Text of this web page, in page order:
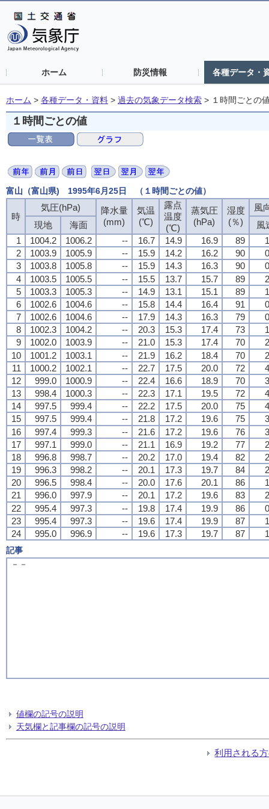
ホーム 防災情報 各種データ・
ホーム > 各種データ・資料 > 過去の気象データ検索 > １時間ごとの
１時間ごとの値
富山（富山県) 1995年6月25日 （１時間ごとの値）
時
気圧(hPa)
降水量
(mm)
気温
(℃)
露点
温度
(℃)
蒸気圧
(hPa)
湿度
(％)
風
現地
海面
風
1
1004.2 1006.2 -- 16.7 14.9 16.9 89
2
1003.9 1005.9 -- 15.9 14.2 16.2 90
3
1003.8 1005.8 -- 15.9 14.3 16.3 90
4
1003.5 1005.5 -- 15.5 13.7 15.7 89
5
1003.3 1005.3 -- 14.9 13.1 15.1 89
6
1002.6 1004.6 -- 15.8 14.4 16.4 91
7
1002.6 1004.6 -- 17.9 14.3 16.3 79
8
1002.3 1004.2 -- 20.3 15.3 17.4 73
9
1002.0 1003.9 -- 21.0 15.3 17.4 70
10
1001.2 1003.1 -- 21.9 16.2 18.4 70
11
1000.2 1002.1 -- 22.7 17.5 20.0 72
12
999.0 1000.9 -- 22.4 16.6 18.9 70
13
998.4 1000.3 -- 22.3 17.1 19.5 72
14
997.5 999.4 -- 22.2 17.5 20.0 75
15
997.5 999.4 -- 21.8 17.2 19.6 75
16
997.4 999.3 -- 21.6 17.2 19.6 76
17
997.1 999.0 -- 21.1 16.9 19.2 77
18
996.8 998.7 -- 20.2 17.0 19.4 82
19
996.3 998.2 -- 20.1 17.3 19.7 84
20
996.5 998.4 -- 20.0 17.6 20.1 86
21
996.0 997.9 -- 20.1 17.2 19.6 83
22
995.4 997.3 -- 19.8 17.4 19.9 86
23
995.4 997.3 -- 19.6 17.4 19.9 87
24
995.0 996.9 -- 19.6 17.3 19.7 87
記事
－－
値欄の記号の説明
天気欄と記事欄の記号の説明
利用される